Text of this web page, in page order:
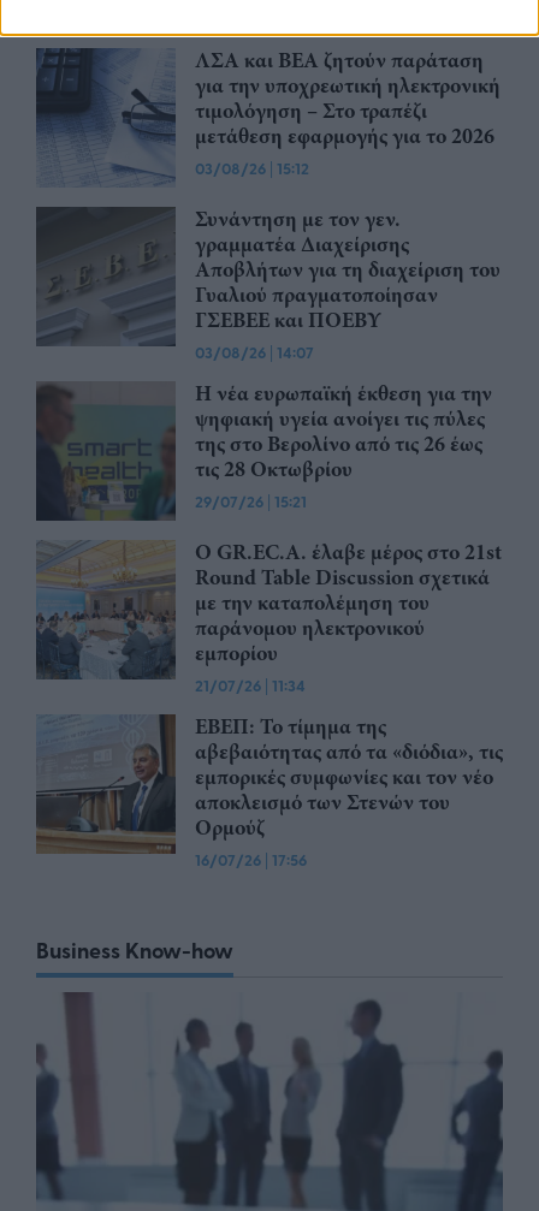
ΛΣΑ και ΒΕΑ ζητούν παράταση
για την υποχρεωτική ηλεκτρονική
τιμολόγηση – Στο τραπέζι
μετάθεση εφαρμογής για το 2026
03/08/26 | 15:12
Συνάντηση με τον γεν.
γραμματέα Διαχείρισης
Αποβλήτων για τη διαχείριση του
Γυαλιού πραγματοποίησαν
ΓΣΕΒΕΕ και ΠΟΕΒΥ
03/08/26 | 14:07
Η νέα ευρωπαϊκή έκθεση για την
ψηφιακή υγεία ανοίγει τις πύλες
της στο Βερολίνο από τις 26 έως
τις 28 Οκτωβρίου
29/07/26 | 15:21
Ο GR.EC.A. έλαβε μέρος στο 21st
Round Table Discussion σχετικά
με την καταπολέμηση του
παράνομου ηλεκτρονικού
εμπορίου
21/07/26 | 11:34
ΕΒΕΠ: Το τίμημα της
αβεβαιότητας από τα «διόδια», τις
εμπορικές συμφωνίες και τον νέο
αποκλεισμό των Στενών του
Ορμούζ
16/07/26 | 17:56
Business Know-how